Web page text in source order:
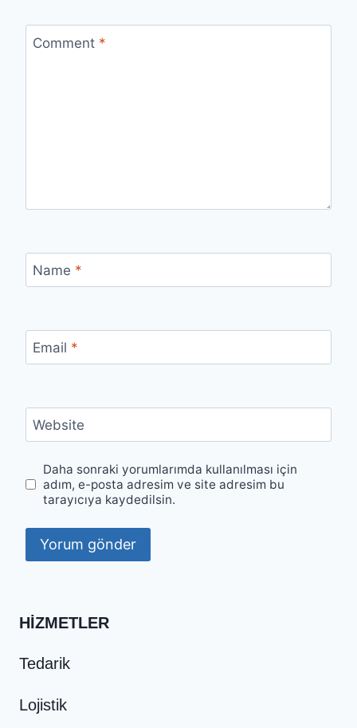
Comment *
Name *
Email *
Website
Daha sonraki yorumlarımda kullanılması için
adım, e-posta adresim ve site adresim bu
tarayıcıya kaydedilsin.
HIZMETLER
Tedarik
Lojistik